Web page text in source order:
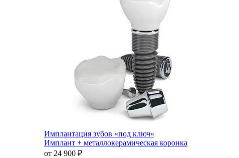
Имплантация зубов «под ключ»
Имплант + металлокерамическая коронка
от 24 900 ₽